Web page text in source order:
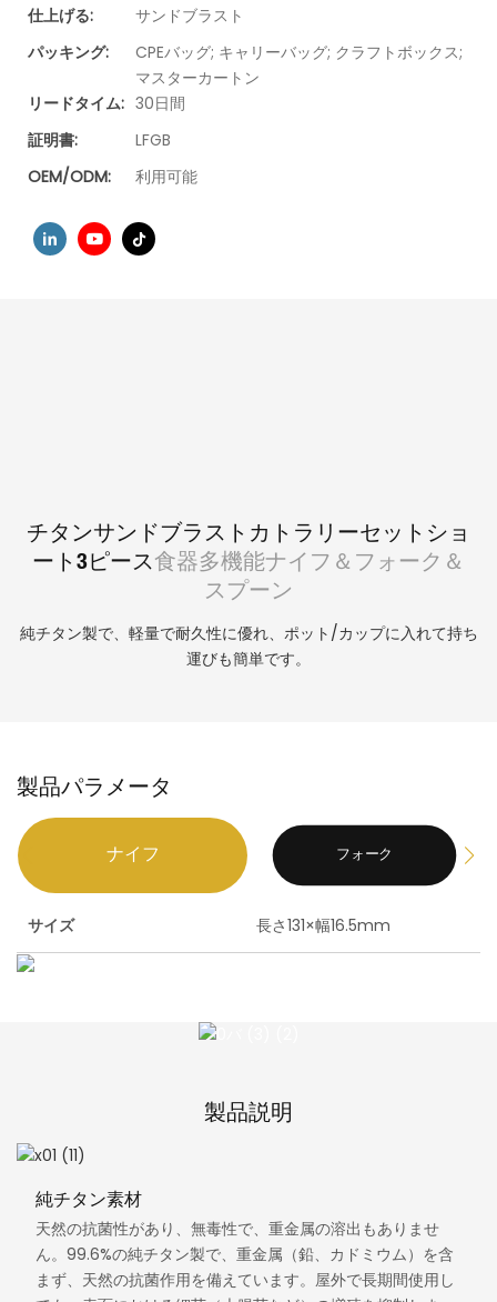
仕上げる:
サンドブラスト
パッキング:
CPEバッグ; キャリーバッグ; クラフトボックス;
マスターカートン
リードタイム: 30日間
証明書:
LFGB
OEM/ODM:
利用可能
チタンサンドブラストカトラリーセットショ
ート3ピース食器多機能ナイフ＆フォーク＆
スプーン
純チタン製で、軽量で耐久性に優れ、ポット/カップに入れて持ち
運びも簡単です。
製品パラメータ
ナイフ フォーク
サイズ 長さ131×幅16.5mm
製品説明
純チタン素材
天然の抗菌性があり、無毒性で、重金属の溶出もありませ
ん。99.6%の純チタン製で、重金属（鉛、カドミウム）を含
まず、天然の抗菌作用を備えています。屋外で長期間使用し